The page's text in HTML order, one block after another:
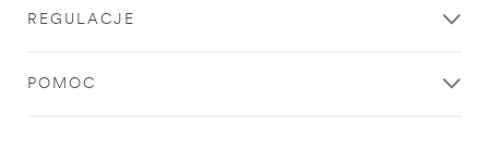
REGULACJE
POMOC